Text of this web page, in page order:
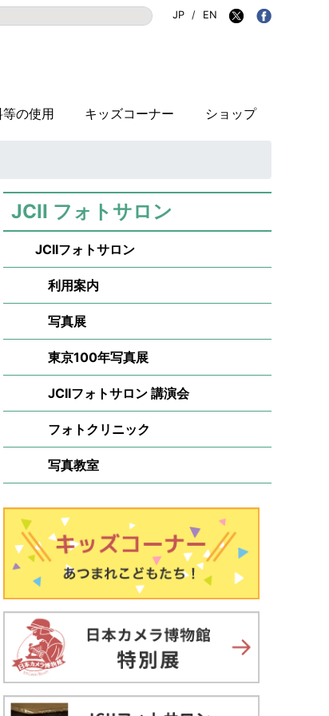
の使用 キッズコーナー ショップ
JP / EN
JCII フォトサロン
JCIIフォトサロン
利用案内
写真展
東京100年写真展
JCIIフォトサロン 講演会
フォトクリニック
写真教室